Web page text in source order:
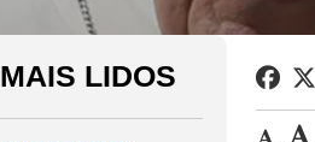
MAIS LIDOS